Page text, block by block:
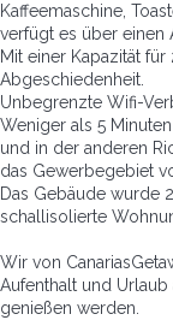
Kaffeemaschine,
verfügt es über einen
Mit einer Kapazität
Abgeschiedenheit.
Unbegrenzte Wifi-
Weniger als 5
und in der anderen
das Gewerbegebiet
Das Gebäude wurde
schallisolierte
Wir von
Aufenthalt und Urlaub
genießen werden.